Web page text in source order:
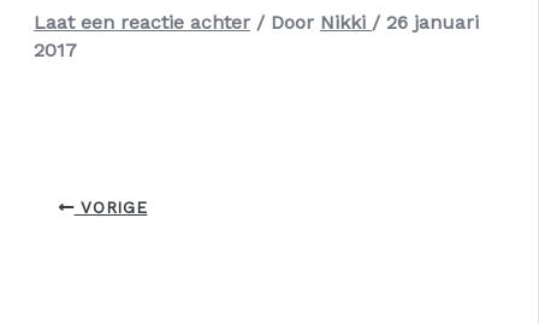
Laat een reactie achter / Door Nikki / 26 januari
2017
VORIGE